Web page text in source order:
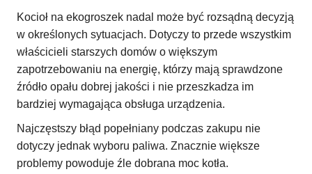
Kocioł na ekogroszek nadal może być rozsądną decyzją
w określonych sytuacjach. Dotyczy to przede wszystkim
właścicieli starszych domów o większym
zapotrzebowaniu na energię, którzy mają sprawdzone
źródło opału dobrej jakości i nie przeszkadza im
bardziej wymagająca obsługa urządzenia.
Najczęstszy błąd popełniany podczas zakupu nie
dotyczy jednak wyboru paliwa. Znacznie większe
problemy powoduje źle dobrana moc kotła.